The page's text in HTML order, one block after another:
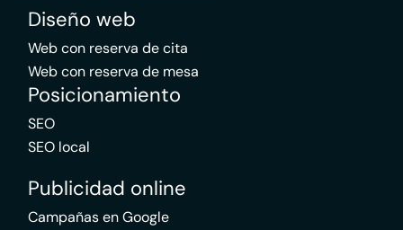
Diseño web
Web con reserva de cita
Web con reserva de mesa
Posicionamiento
SEO
SEO local
Publicidad online
Campañas en Google